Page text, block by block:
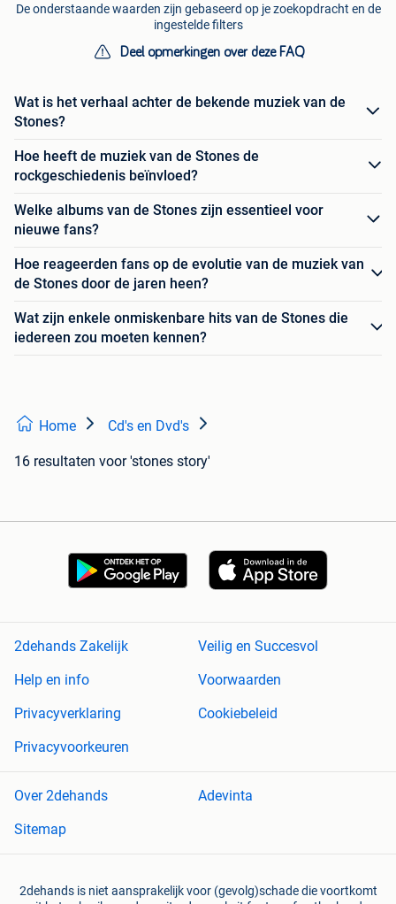
De onderstaande waarden zijn gebaseerd op je zoekopdracht en de
ingestelde filters
Deel opmerkingen over deze FAQ
Wat is het verhaal achter de bekende muziek van de
Stones?
Hoe heeft de muziek van de Stones de
rockgeschiedenis beïnvloed?
Welke albums van de Stones zijn essentieel voor
nieuwe fans?
Hoe reageerden fans op de evolutie van de muziek van
de Stones door de jaren heen?
Wat zijn enkele onmiskenbare hits van de Stones die
iedereen zou moeten kennen?
Home Cd's en Dvd's
16 resultaten voor 'stones story'
2dehands Zakelijk
Veilig en Succesvol
Help en info
Voorwaarden
Privacyverklaring
Cookiebeleid
Privacyvoorkeuren
Over 2dehands
Adevinta
Sitemap
2dehands is niet aansprakelijk voor (gevolg)schade die voortkomt